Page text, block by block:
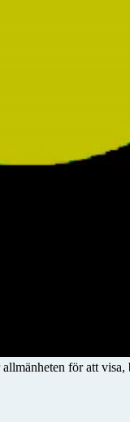
för att